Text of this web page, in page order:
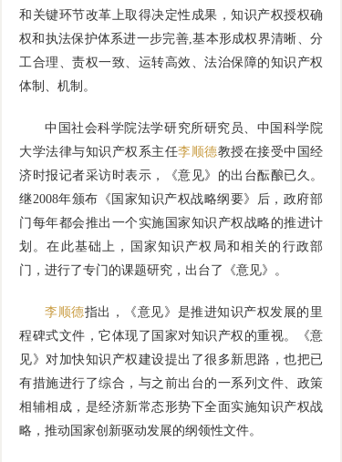
和关键环节改革上取得决定性成果，知识产权授权确
权和执法保护体系进一步完善,基本形成权界清晰、分
工合理、责权一致、运转高效、法治保障的知识产权
体制、机制。
中国社会科学院法学研究所研究员、中国科学院
大学法律与知识产权系主任李顺德教授在接受中国经
济时报记者采访时表示，《意见》的出台酝酿已久。
继2008年颁布《国家知识产权战略纲要》后，政府部
门每年都会推出一个实施国家知识产权战略的推进计
划。在此基础上，国家知识产权局和相关的行政部
门，进行了专门的课题研究，出台了《意见》。
李顺德指出，《意见》是推进知识产权发展的里
程碑式文件，它体现了国家对知识产权的重视。《意
见》对加快知识产权建设提出了很多新思路，也把已
有措施进行了综合，与之前出台的一系列文件、政策
相辅相成，是经济新常态形势下全面实施知识产权战
略，推动国家创新驱动发展的纲领性文件。